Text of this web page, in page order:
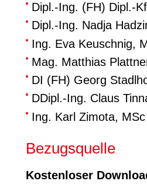
Dipl.-Ing. (FH) Dipl.-
Dipl.-Ing. Nadja
Ing. Eva Keuschnig,
Mag. Matthias
DI (FH) Georg
DDipl.-Ing. Claus
Ing. Karl Zimota, MSc
Bezugsquelle
Kostenloser